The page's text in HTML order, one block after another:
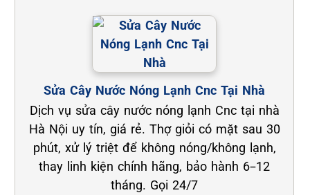
Sửa Cây Nước Nóng Lạnh Cnc Tại Nhà
Dịch vụ sửa cây nước nóng lạnh Cnc tại nhà
Hà Nội uy tín, giá rẻ. Thợ giỏi có mặt sau 30
phút, xử lý triệt để không nóng/không lạnh,
thay linh kiện chính hãng, bảo hành 6–12
tháng. Gọi 24/7